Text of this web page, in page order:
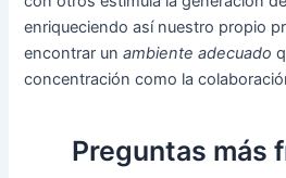
enriqueciendo así nuestro propio
encontrar unambiente adecuado
concentración como la
Preguntas más